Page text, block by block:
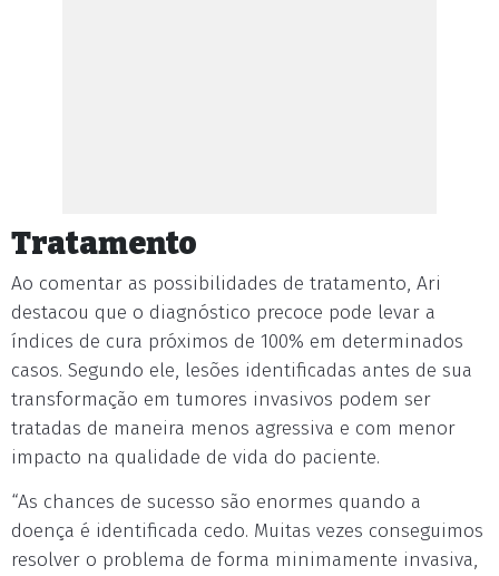
Tratamento
Ao comentar as possibilidades de tratamento, Ari
destacou que o diagnóstico precoce pode levar a
índices de cura próximos de 100% em determinados
casos. Segundo ele, lesões identificadas antes de sua
transformação em tumores invasivos podem ser
tratadas de maneira menos agressiva e com menor
impacto na qualidade de vida do paciente.
“As chances de sucesso são enormes quando a
doença é identificada cedo. Muitas vezes conseguimos
resolver o problema de forma minimamente invasiva,